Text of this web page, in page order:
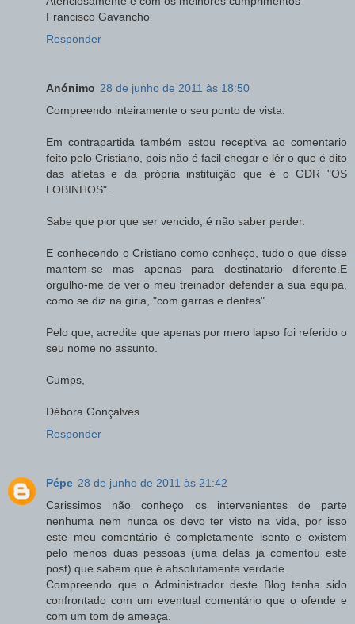
Francisco Gavancho
Responder
Anónimo 28 de junho de 2011 às 18:50
Compreendo inteiramente o seu ponto de vista.
Em contrapartida também estou receptiva ao comentario
feito pelo Cristiano, pois não é facil chegar e lêr o que é dito
das atletas e da própria instituição que é o GDR "OS
LOBINHOS".
Sabe que pior que ser vencido, é não saber perder.
E conhecendo o Cristiano como conheço, tudo o que disse
mantem-se mas apenas para destinatario diferente.E
orgulho-me de ver o meu treinador defender a sua equipa,
como se diz na giria, "com garras e dentes".
Pelo que, acredite que apenas por mero lapso foi referido o
seu nome no assunto.
Cumps,
Débora Gonçalves
Responder
Pépe 28 de junho de 2011 às 21:42
Carissimos não conheço os intervenientes de parte
nenhuma nem nunca os devo ter visto na vida, por isso
este meu comentário é completamente isento e existem
pelo menos duas pessoas (uma delas já comentou este
post) que sabem que é absolutamente verdade.
Compreendo que o Administrador deste Blog tenha sido
confrontado com um eventual comentário que o ofende e
com um tom de ameaça.